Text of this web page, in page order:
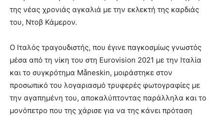
της νέας χρονιάς αγκαλιά με την εκλεκτή της καρδιάς
του, Ντοβ Κάμερον.
Ο Ιταλός τραγουδιστής, που έγινε παγκοσμίως γνωστός
μέσα από τη νίκη του στη Eurovision 2021 με την Ιταλία
και το συγκρότημα Måneskin, μοιράστηκε στον
προσωπικό του λογαριασμό τρυφερές φωτογραφίες με
την αγαπημένη του, αποκαλύπτοντας παράλληλα και το
μονόπετρο που της χάρισε για να της κάνει πρόταση